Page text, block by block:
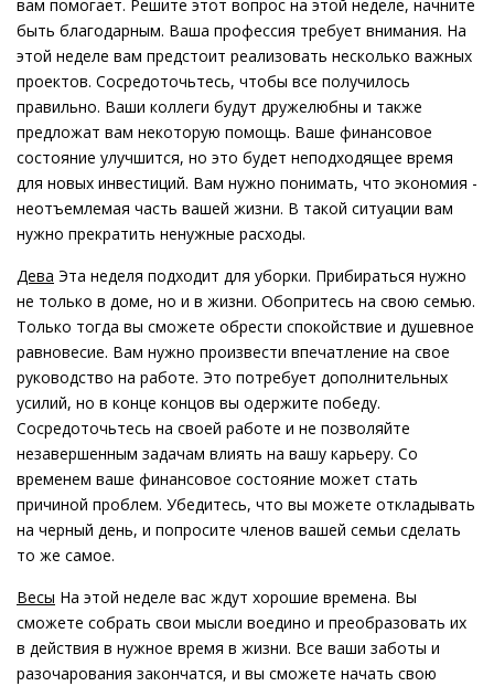
вам помогает. Решите этот вопрос на этой неделе, начните
быть благодарным. Ваша профессия требует внимания. На
этой неделе вам предстоит реализовать несколько важных
проектов. Сосредоточьтесь, чтобы все получилось
правильно. Ваши коллеги будут дружелюбны и также
предложат вам некоторую помощь. Ваше финансовое
состояние улучшится, но это будет неподходящее время
для новых инвестиций. Вам нужно понимать, что экономия -
неотъемлемая часть вашей жизни. В такой ситуации вам
нужно прекратить ненужные расходы.
Дева Эта неделя подходит для уборки. Прибираться нужно
не только в доме, но и в жизни. Обопритесь на свою семью.
Только тогда вы сможете обрести спокойствие и душевное
равновесие. Вам нужно произвести впечатление на свое
руководство на работе. Это потребует дополнительных
усилий, но в конце концов вы одержите победу.
Сосредоточьтесь на своей работе и не позволяйте
незавершенным задачам влиять на вашу карьеру. Со
временем ваше финансовое состояние может стать
причиной проблем. Убедитесь, что вы можете откладывать
на черный день, и попросите членов вашей семьи сделать
то же самое.
Весы На этой неделе вас ждут хорошие времена. Вы
сможете собрать свои мысли воедино и преобразовать их
в действия в нужное время в жизни. Все ваши заботы и
разочарования закончатся, и вы сможете начать свою